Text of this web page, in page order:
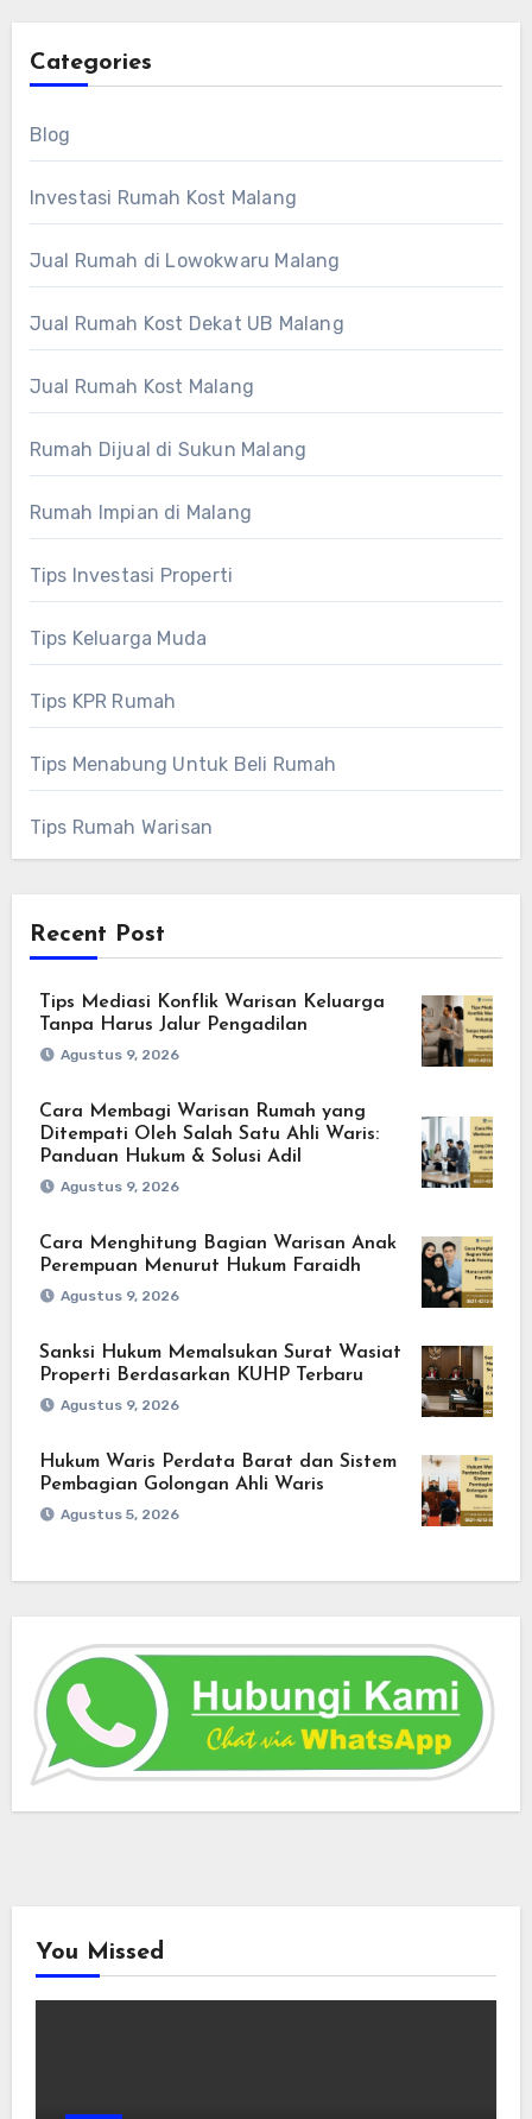
Categories
Blog
Investasi Rumah Kost Malang
Jual Rumah di Lowokwaru Malang
Jual Rumah Kost Dekat UB Malang
Jual Rumah Kost Malang
Rumah Dijual di Sukun Malang
Rumah Impian di Malang
Tips Investasi Properti
Tips Keluarga Muda
Tips KPR Rumah
Tips Menabung Untuk Beli Rumah
Tips Rumah Warisan
Recent Post
Tips Mediasi Konflik Warisan Keluarga
Tanpa Harus Jalur Pengadilan
Agustus 9, 2026
Cara Membagi Warisan Rumah yang
Ditempati Oleh Salah Satu Ahli Waris:
Panduan Hukum & Solusi Adil
Agustus 9, 2026
Cara Menghitung Bagian Warisan Anak
Perempuan Menurut Hukum Faraidh
Agustus 9, 2026
Sanksi Hukum Memalsukan Surat Wasiat
Properti Berdasarkan KUHP Terbaru
Agustus 9, 2026
Hukum Waris Perdata Barat dan Sistem
Pembagian Golongan Ahli Waris
Agustus 5, 2026
You Missed